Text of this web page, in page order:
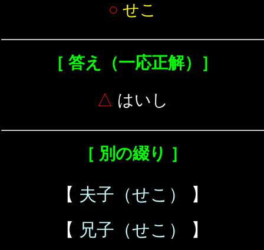
○ せこ
［ 答え（一応正解）］
△ はいし
［ 別の綴り ］
【 夫子（せこ）
】
【 兄子（せこ） 】